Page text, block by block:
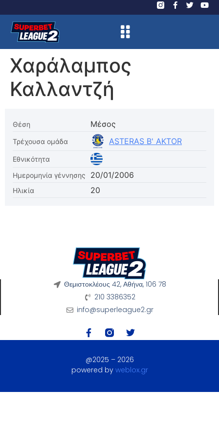
Χαράλαμπος
Καλλαντζή
Θέση Μέσος
Τρέχουσα ομάδα ASTERAS B' AKTOR
Εθνικότητα
Ημερομηνία γέννησης
20/01/2006
Ηλικία 20
Θεμιστοκλέους 42, Αθήνα, 106 78
210 3386352
info@superleague2.gr
@2025 – 2026
powered by weblox.gr